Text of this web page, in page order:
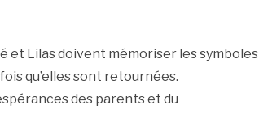
et Lilas doivent mémoriser les symboles
qu’elles sont retournées.
des parents et du